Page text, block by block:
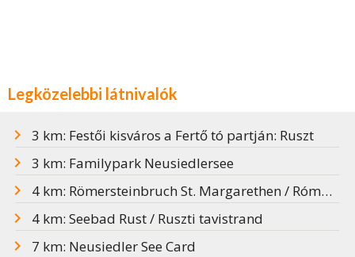
Legközelebbi látnivalók
3 km: Festői kisváros a Fertő tó partján: Ruszt
3 km: Familypark Neusiedlersee
4 km: Römersteinbruch St. Margarethen / Római kőfejtő
4 km: Seebad Rust / Ruszti tavistrand
7 km: Neusiedler See Card